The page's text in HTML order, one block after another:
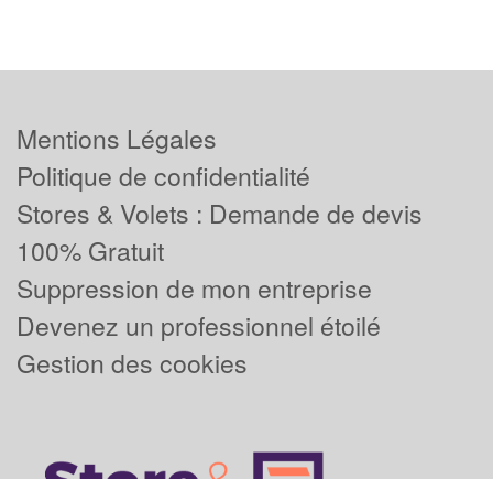
Mentions Légales
Politique de confidentialité
Stores & Volets : Demande de devis
100% Gratuit
Suppression de mon entreprise
Devenez un professionnel étoilé
Gestion des cookies